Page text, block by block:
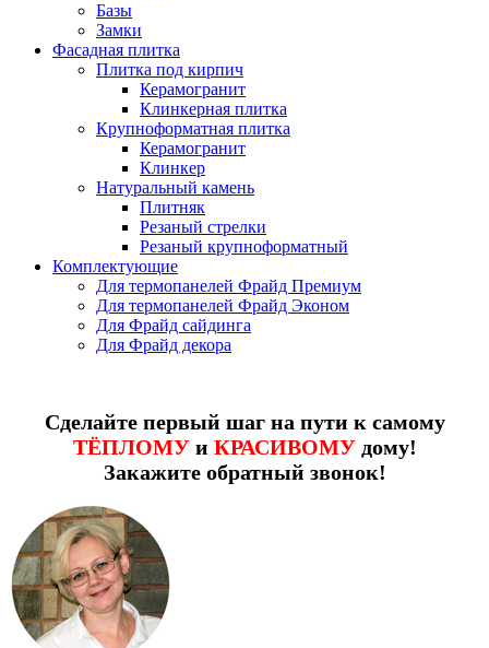
Базы
Замки
Фасадная плитка
Плитка под кирпич
Керамогранит
Клинкерная плитка
Крупноформатная плитка
Керамогранит
Клинкер
Натуральный камень
Плитняк
Резаный стрелки
Резаный крупноформатный
Комплектующие
Для термопанелей Фрайд Премиум
Для термопанелей Фрайд Эконом
Для Фрайд сайдинга
Для Фрайд декора
Сделайте первый шаг на пути к самому
ТЁПЛОМУи КРАСИВОМУдому!
Закажите обратный звонок!